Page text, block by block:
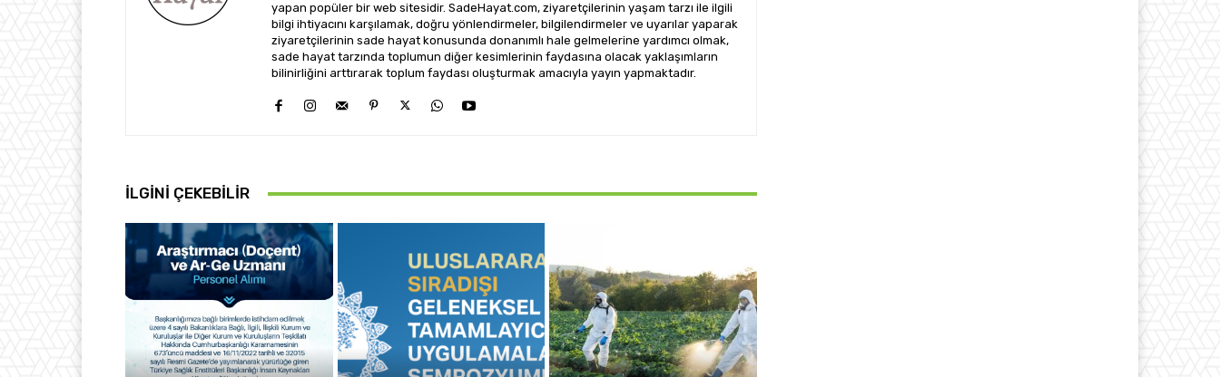
yapan popüler bir web sitesidir. SadeHayat.com, ziyaretçilerinin yaşam tarzı ile ilgili
bilgi ihtiyacını karşılamak, doğru yönlendirmeler, bilgilendirmeler ve uyarılar yaparak
ziyaretçilerinin sade hayat konusunda donanımlı hale gelmelerine yardımcı olmak,
sade hayat tarzında toplumun diğer kesimlerinin faydasına olacak yaklaşımların
bilinirliğini arttırarak toplum faydası oluşturmak amacıyla yayın yapmaktadır.
İLGINI ÇEKEBILIR